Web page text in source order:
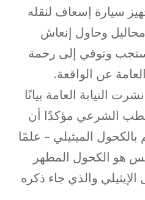
سيارة إسعاف لنقله
وحاول إنعاش
يستجب وتوفي إلى رحمة
العامة عن الواقعة.
10 مايو 2020، نشرت النيابة العامة بيانًا
الشرعي مؤكدًا أن
الميثيلي – علمًا
هو الكحول المطهر
والذي جاء ذكره